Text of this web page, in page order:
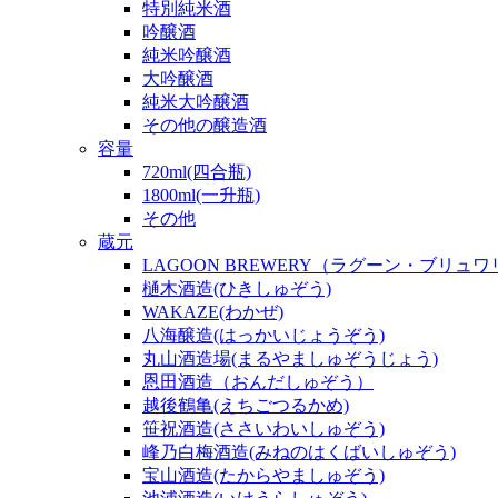
特別純米酒
吟醸酒
純米吟醸酒
大吟醸酒
純米大吟醸酒
その他の醸造酒
容量
720ml(四合瓶)
1800ml(一升瓶)
その他
蔵元
LAGOON BREWERY（ラグーン・ブリュワ
樋木酒造(ひきしゅぞう)
WAKAZE(わかぜ)
八海醸造(はっかいじょうぞう)
丸山酒造場(まるやましゅぞうじょう)
恩田酒造（おんだしゅぞう）
越後鶴亀(えちごつるかめ)
笹祝酒造(ささいわいしゅぞう)
峰乃白梅酒造(みねのはくばいしゅぞう)
宝山酒造(たからやましゅぞう)